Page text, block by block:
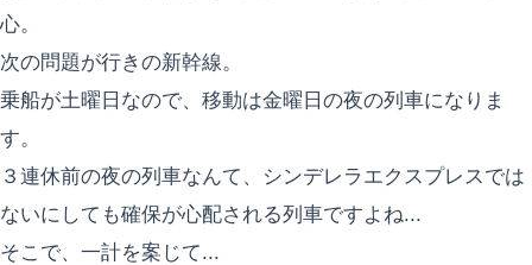
心。
次の問題が行きの新幹線。
乗船が土曜日なので、移動は金曜日の夜の列車になりま
す。
３連休前の夜の列車なんて、シンデレラエクスプレスでは
ないにしても確保が心配される列車ですよね...
そこで、一計を案じて...